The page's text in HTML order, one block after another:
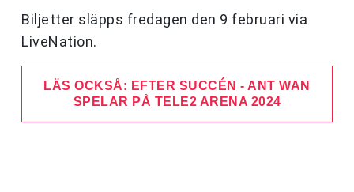
Biljetter släpps fredagen den 9 februari via
LiveNation.
LÄS OCKSÅ: EFTER SUCCÉN - ANT WAN
SPELAR PÅ TELE2 ARENA 2024